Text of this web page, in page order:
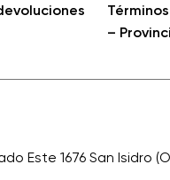
–
Este 1676 San Isidro